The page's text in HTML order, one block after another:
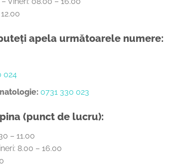
apela următoarele numere:
024
0731 330 023
(punct de lucru):
– 11.00
8.00 – 16.00